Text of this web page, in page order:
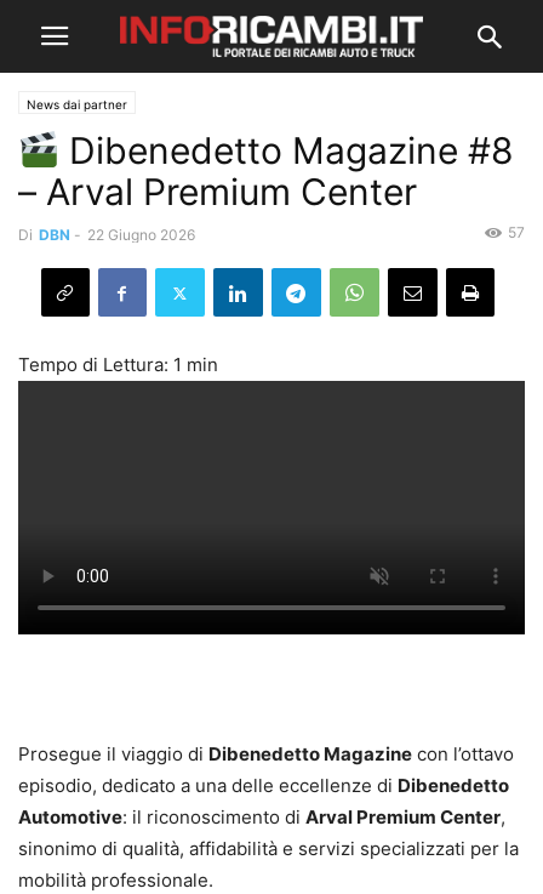
News dai partner
Dibenedetto Magazine #8
– Arval Premium Center
Di DBN - 22 Giugno 2026 57
Prosegue il viaggio di Dibenedetto Magazine con l’ottavo
episodio, dedicato a una delle eccellenze di Dibenedetto
Automotive: il riconoscimento di Arval Premium Center,
sinonimo di qualità, affidabilità e servizi specializzati per la
mobilità professionale.